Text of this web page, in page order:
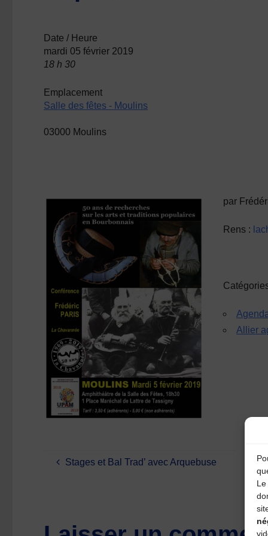
Date / Heure
mardi 05 février 2019
18 h 30
Emplacement
Salle des fêtes - Moulins
03000 Moulins
par
Rens :
Allier
Stages et Bal Trad’ avec Arquebuse